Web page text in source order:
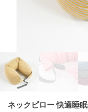
ネックピロー 快適睡